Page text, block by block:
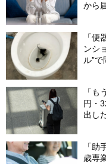
から
「
ンシ
ル”
「
円・
出し
「
歳専